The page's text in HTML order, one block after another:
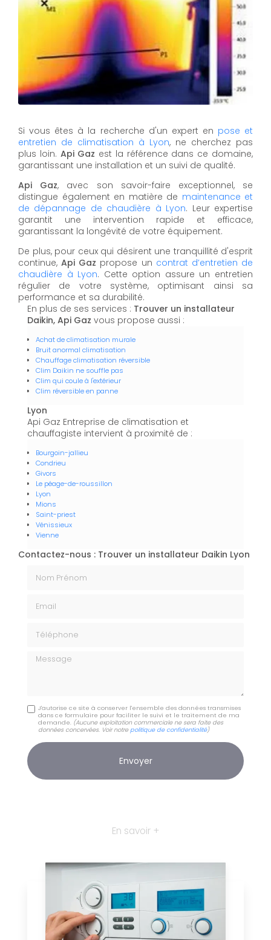
Si vous êtes à la recherche d'un expert en pose et
entretien de climatisation à Lyon, ne cherchez pas
plus loin. Api Gaz est la référence dans ce domaine,
garantissant une installation et un suivi de qualité.
Api Gaz, avec son savoir-faire exceptionnel, se
distingue également en matière de maintenance et
de dépannage de chaudière à Lyon. Leur expertise
garantit une intervention rapide et efficace,
garantissant la longévité de votre équipement.
De plus, pour ceux qui désirent une tranquillité d'esprit
continue,Api Gaz propose un contrat d’entretien de
chaudière à Lyon. Cette option assure un entretien
régulier de votre système, optimisant ainsi sa
performance et sa durabilité.
En plus de ses services : Trouver un installateur
Daikin, Api Gaz vous propose aussi :
Achat de climatisation murale
Bruit anormal climatisation
Chauffage climatisation réversible
Clim Daikin ne souffle pas
Clim qui coule à l'extérieur
Clim réversible en panne
Lyon
Api Gaz Entreprise de climatisation et
chauffagiste intervient à proximité de :
Bourgoin-jallieu
Condrieu
Givors
Le péage-de-roussillon
Lyon
Mions
Saint-priest
Vénissieux
Vienne
Contactez-nous : Trouver un installateur Daikin Lyon
Message
J'autorise ce site à conserver l'ensemble des données transmises
dans ce formulaire pour faciliter le suivi et le traitement de ma
demande. (Aucune exploitation commerciale ne sera faite des
données concervées. Voir notrepolitique de confidentialité)
En savoir +